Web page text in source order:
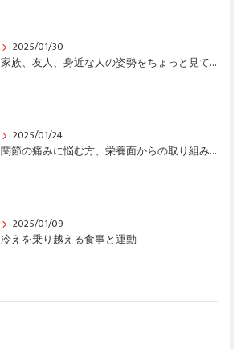
2025/01/30
家族、友人、身近な人の姿勢をちょっと見てみませんか？
2025/01/24
関節の痛みに悩む方、栄養面からの取り組みも重要ですよ！
2025/01/09
冷えを乗り越える食事と運動